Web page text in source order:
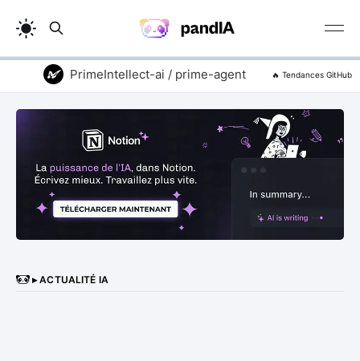
PrimeIntellect-ai / prime-agent 🔥 Tendances GitHub
▸ ACTUALITÉ IA